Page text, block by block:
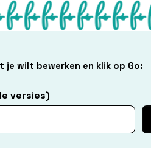
wilt bewerken en klik op Go:
versies)